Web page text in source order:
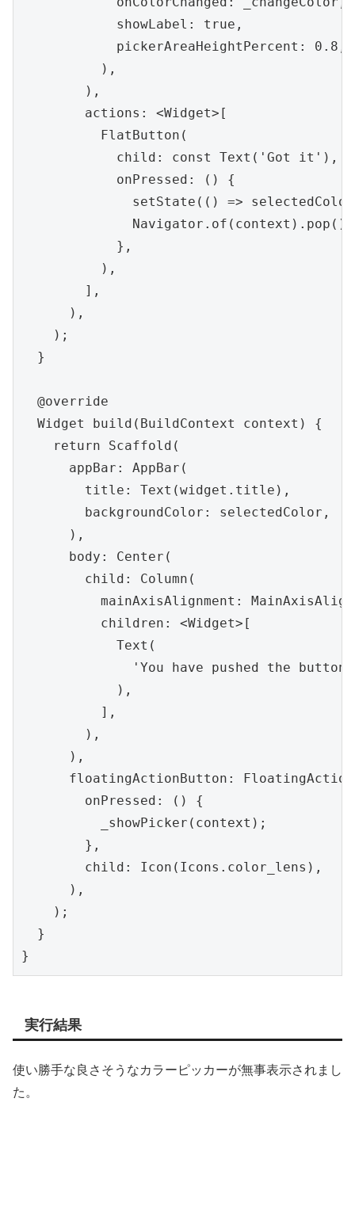
            showLabel: true,
            pickerAreaHeightPercent: 0.8,
          ),
        ),
        actions: <Widget>[
          FlatButton(
            child: const Text('Got it'),
            onPressed: () {
setState(() =>
              Navigator.of(context).pop();
            },
          ),
        ],
      ),
    );
  }
  @override
  Widget build(BuildContext context) {
    return Scaffold(
      appBar: AppBar(
        title: Text(widget.title),
        backgroundColor: selectedColor,
      ),
      body: Center(
        child: Column(
mainAxisAlignment:
          children: <Widget>[
            Text(
'You have pushed the button
            ),
          ],
        ),
      ),
floatingActionButton:
        onPressed: () {
          _showPicker(context);
        },
        child: Icon(Icons.color_lens),
      ),
    );
  }
実行結果
使い勝手な良さそうなカラーピッカーが無事表示されまし
た。